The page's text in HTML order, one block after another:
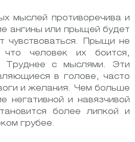
мыслей противоречива и
ангины или прыщей будет
чувствоваться. Прыщи не
что человек их боится,
Труднее с мыслями. Эти
в голове, часто
и желания. Чем больше
негативной и навязчивой
более липкой и
грубее.